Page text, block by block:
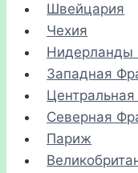
Швейцария
Чехия
Нидерланды
Западная
Северная
Париж